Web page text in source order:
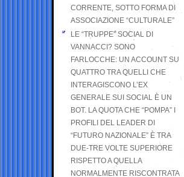
CORRENTE, SOTTO FORMA DI
ASSOCIAZIONE “CULTURALE”
LE “TRUPPE” SOCIAL DI
VANNACCI? SONO
FARLOCCHE: UN ACCOUNT SU
QUATTRO TRA QUELLI CHE
INTERAGISCONO L’EX
GENERALE SUI SOCIAL È UN
BOT. LA QUOTA CHE “POMPA” I
PROFILI DEL LEADER DI
“FUTURO NAZIONALE” È TRA
DUE-TRE VOLTE SUPERIORE
RISPETTO A QUELLA
NORMALMENTE RISCONTRATA